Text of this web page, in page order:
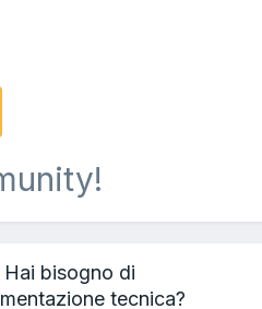
Hai bisogno di
tecnica?